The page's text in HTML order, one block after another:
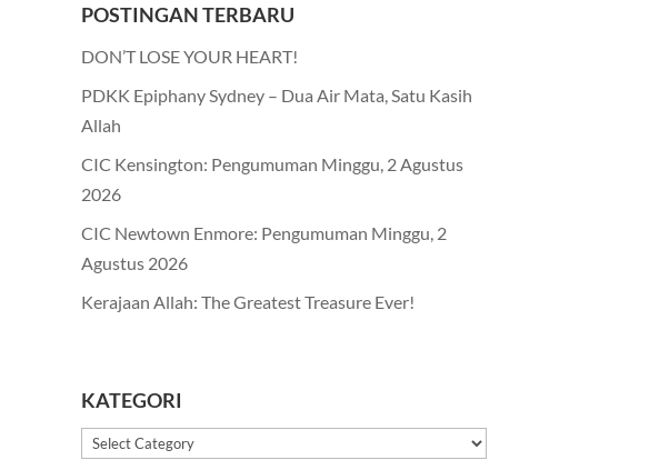
POSTINGAN TERBARU
DON’T LOSE YOUR HEART!
PDKK Epiphany Sydney – Dua Air Mata, Satu Kasih
Allah
CIC Kensington: Pengumuman Minggu, 2 Agustus
2026
CIC Newtown Enmore: Pengumuman Minggu, 2
Agustus 2026
Kerajaan Allah: The Greatest Treasure Ever!
KATEGORI
Kategori